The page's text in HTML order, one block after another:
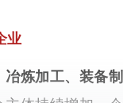
业
冶炼加工、装备制